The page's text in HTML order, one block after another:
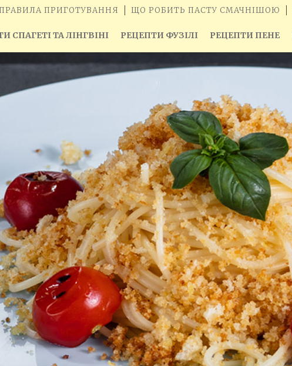
ПРИГОТУВАННЯ ЩО РОБИТЬ ПАСТУ СМАЧНІШОЮ
СПАГЕТІ ТА ЛІНГВІНІ РЕЦЕПТИ ФУЗІЛІ РЕЦЕПТИ ПЕНЕ